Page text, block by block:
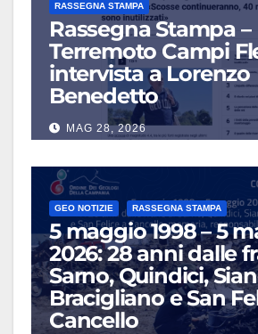
RASSEGNA STAMPA
Rassegna Stampa –
Terremoto Campi
intervista a Lorenzo
Benedetto
MAG 28, 2026
GEO NOTIZIE RASSEGNA STAMPA
5 maggio 1998 – 5
2026: 28 anni dalle
Sarno, Quindici,
Bracigliano e San
Cancello